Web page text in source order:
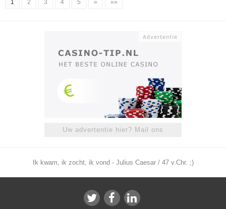
1 2 3 4 5 » »»
Uw advertentie hier? Mail ons
Ik kwam, ik zocht, ik vond - Julius Caesar / 47 v.Chr. ;)